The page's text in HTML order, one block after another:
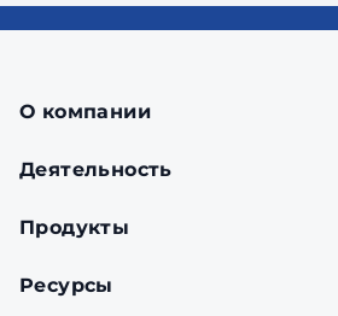
О компании
Деятельность
Продукты
Ресурсы